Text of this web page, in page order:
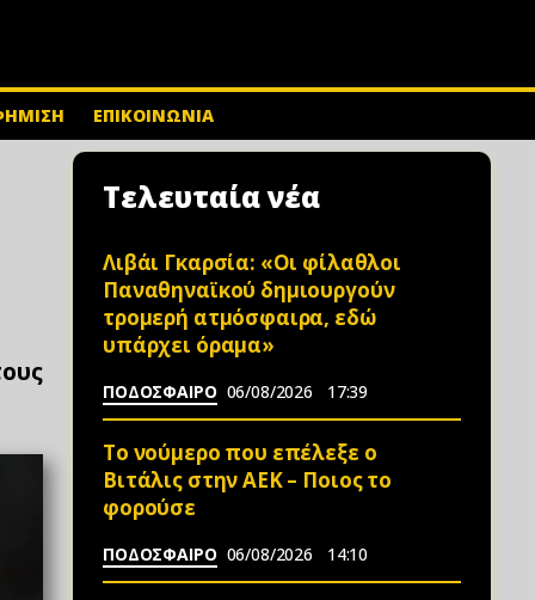
ΕΠΙΚΟΙΝΩΝΙΑ
Τελευταία νέα
Λιβάι Γκαρσία: «Οι φίλαθλοι
Παναθηναϊκού δημιουργούν
τρομερή ατμόσφαιρα, εδώ
υπάρχει όραμα»
ΠΟΔΟΣΦΑΙΡΟ 06/08/2026 17:39
Το νούμερο που επέλεξε ο
Βιτάλις στην ΑΕΚ – Ποιος το
φορούσε
ΠΟΔΟΣΦΑΙΡΟ 06/08/2026 14:10